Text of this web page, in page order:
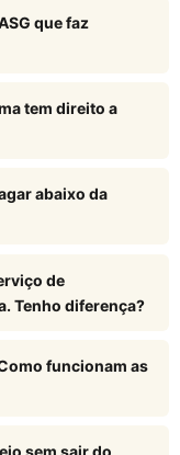
que faz
tem direito a
abaixo da
de
Tenho diferença?
funcionam as